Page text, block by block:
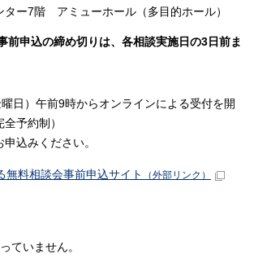
ター7階 アミューホール（多目的ホール）
申込の締め切りは、各相談実施日の3日前ま
日）午前9時からオンラインによる受付を開
予約制）
込みください。
無料相談会事前申込サイト （外部リンク）
ていません。